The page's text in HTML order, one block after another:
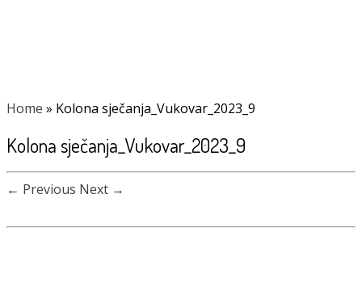
Home » Kolona sječanja_Vukovar_2023_9
Kolona sječanja_Vukovar_2023_9
← Previous Next →